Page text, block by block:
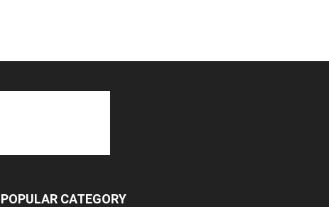
POPULAR CATEGORY